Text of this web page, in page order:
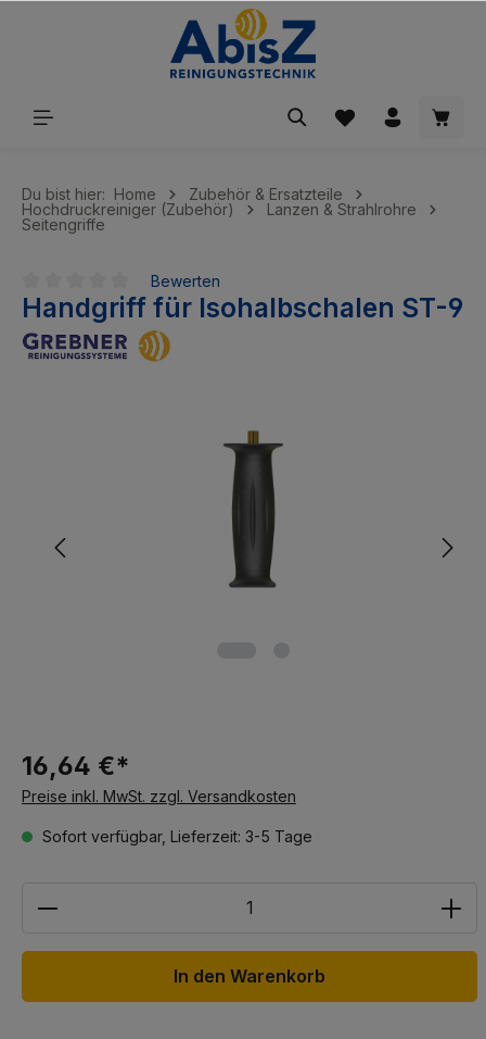
Du bist hier: Home
Zubehör & Ersatzteile
Hochdruckreiniger (Zubehör)
Lanzen & Strahlrohre
Seitengriffe
Durchschnittliche Bewertung von 0 von 5 Sternen
Bewerten
Handgriff für Isohalbschalen ST-9
16,64 €*
Preise inkl. MwSt. zzgl. Versandkosten
Sofort verfügbar, Lieferzeit: 3-5 Tage
In den Warenkorb